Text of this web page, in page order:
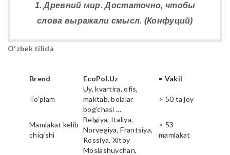
1. Древний мир. Достаточно, чтобы
слова выражали смысл. (Конфуций)
O'zbek tilida
Brend EcoPol.Uz = Vakil
To'plam
Uy, kvartira, ofis,
maktab, bolalar
bog'chasi ...
> 50 ta joy
Mamlakat kelib
chiqishi
Belgiya, Italiya,
Norvegiya, Frantsiya,
Rossiya, Xitoy
> 53
mamlakat
Moslashuvchan,